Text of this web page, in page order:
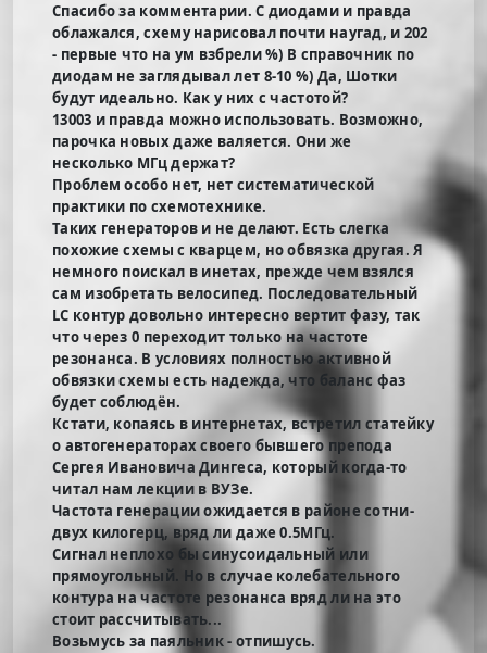
Спасибо за комментарии. С диодами и правда
облажался, схему нарисовал почти наугад, и 202
- первые что на ум взбрели %) В справочник по
диодам не заглядывал лет 8-10 %) Да, Шотки
будут идеально. Как у них с частотой?
13003 и правда можно использовать. Возможно,
парочка новых даже валяется. Они же
несколько МГц держат?
Проблем особо нет, нет систематической
практики по схемотехнике.
Таких генераторов и не делают. Есть слегка
похожие схемы с кварцем, но обвязка другая. Я
немного поискал в инетах, прежде чем взялся
сам изобретать велосипед. Последовательный
LC контур довольно интересно вертит фазу, так
что через 0 переходит только на частоте
резонанса. В условиях полностью активной
обвязки схемы есть надежда, что баланс фаз
будет соблюдён.
Кстати, копаясь в интернетах, встретил статейку
о автогенераторах своего бывшего препода
Сергея Ивановича Дингеса, который когда-то
читал нам лекции в ВУЗе.
Частота генерации ожидается в районе сотни-
двух килогерц, вряд ли даже 0.5МГц.
Сигнал неплохо бы синусоидальный или
прямоугольный. Но в случае колебательного
контура на частоте резонанса вряд ли на это
стоит рассчитывать...
Возьмусь за паяльник - отпишусь.